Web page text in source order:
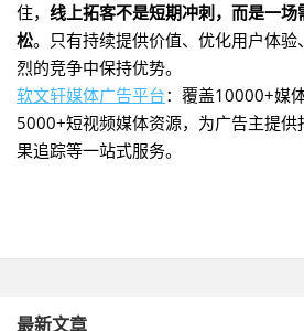
住， 线上拓客不是短期冲刺，而是一
松。只有持续提供价值、优化用户体
烈的竞争中保持优势。
软文轩媒体广告平台：覆盖10000+媒
5000+短视频媒体资源，为广告主提
果追踪等一站式服务‌。
最新文章